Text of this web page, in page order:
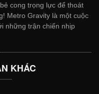
cong trọng lực để thoát
Metro Gravity là một cuộc
những trận chiến nhịp
KHÁC